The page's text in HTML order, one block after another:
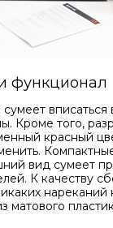
247-25-35
вопрос
функционал
вписаться
Кроме того,
красный
вид сумеет
К качеству
нареканий
матового